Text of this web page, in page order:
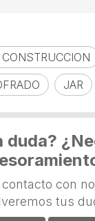
JAR
duda?
contacto con
tus